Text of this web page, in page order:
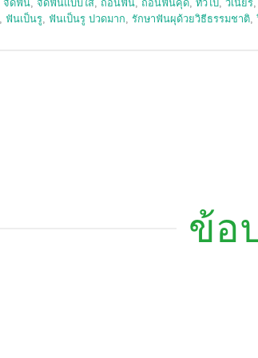
จัดฟัน จัดฟันแบบใส ถอนฟัน ถอนฟันคุด ทั่วไป วีเนียร์
ฟันเป็นรู ฟันเป็นรู ปวดมาก รักษาฟันผุด้วยวิธีธรรมชาติ
ข้อ